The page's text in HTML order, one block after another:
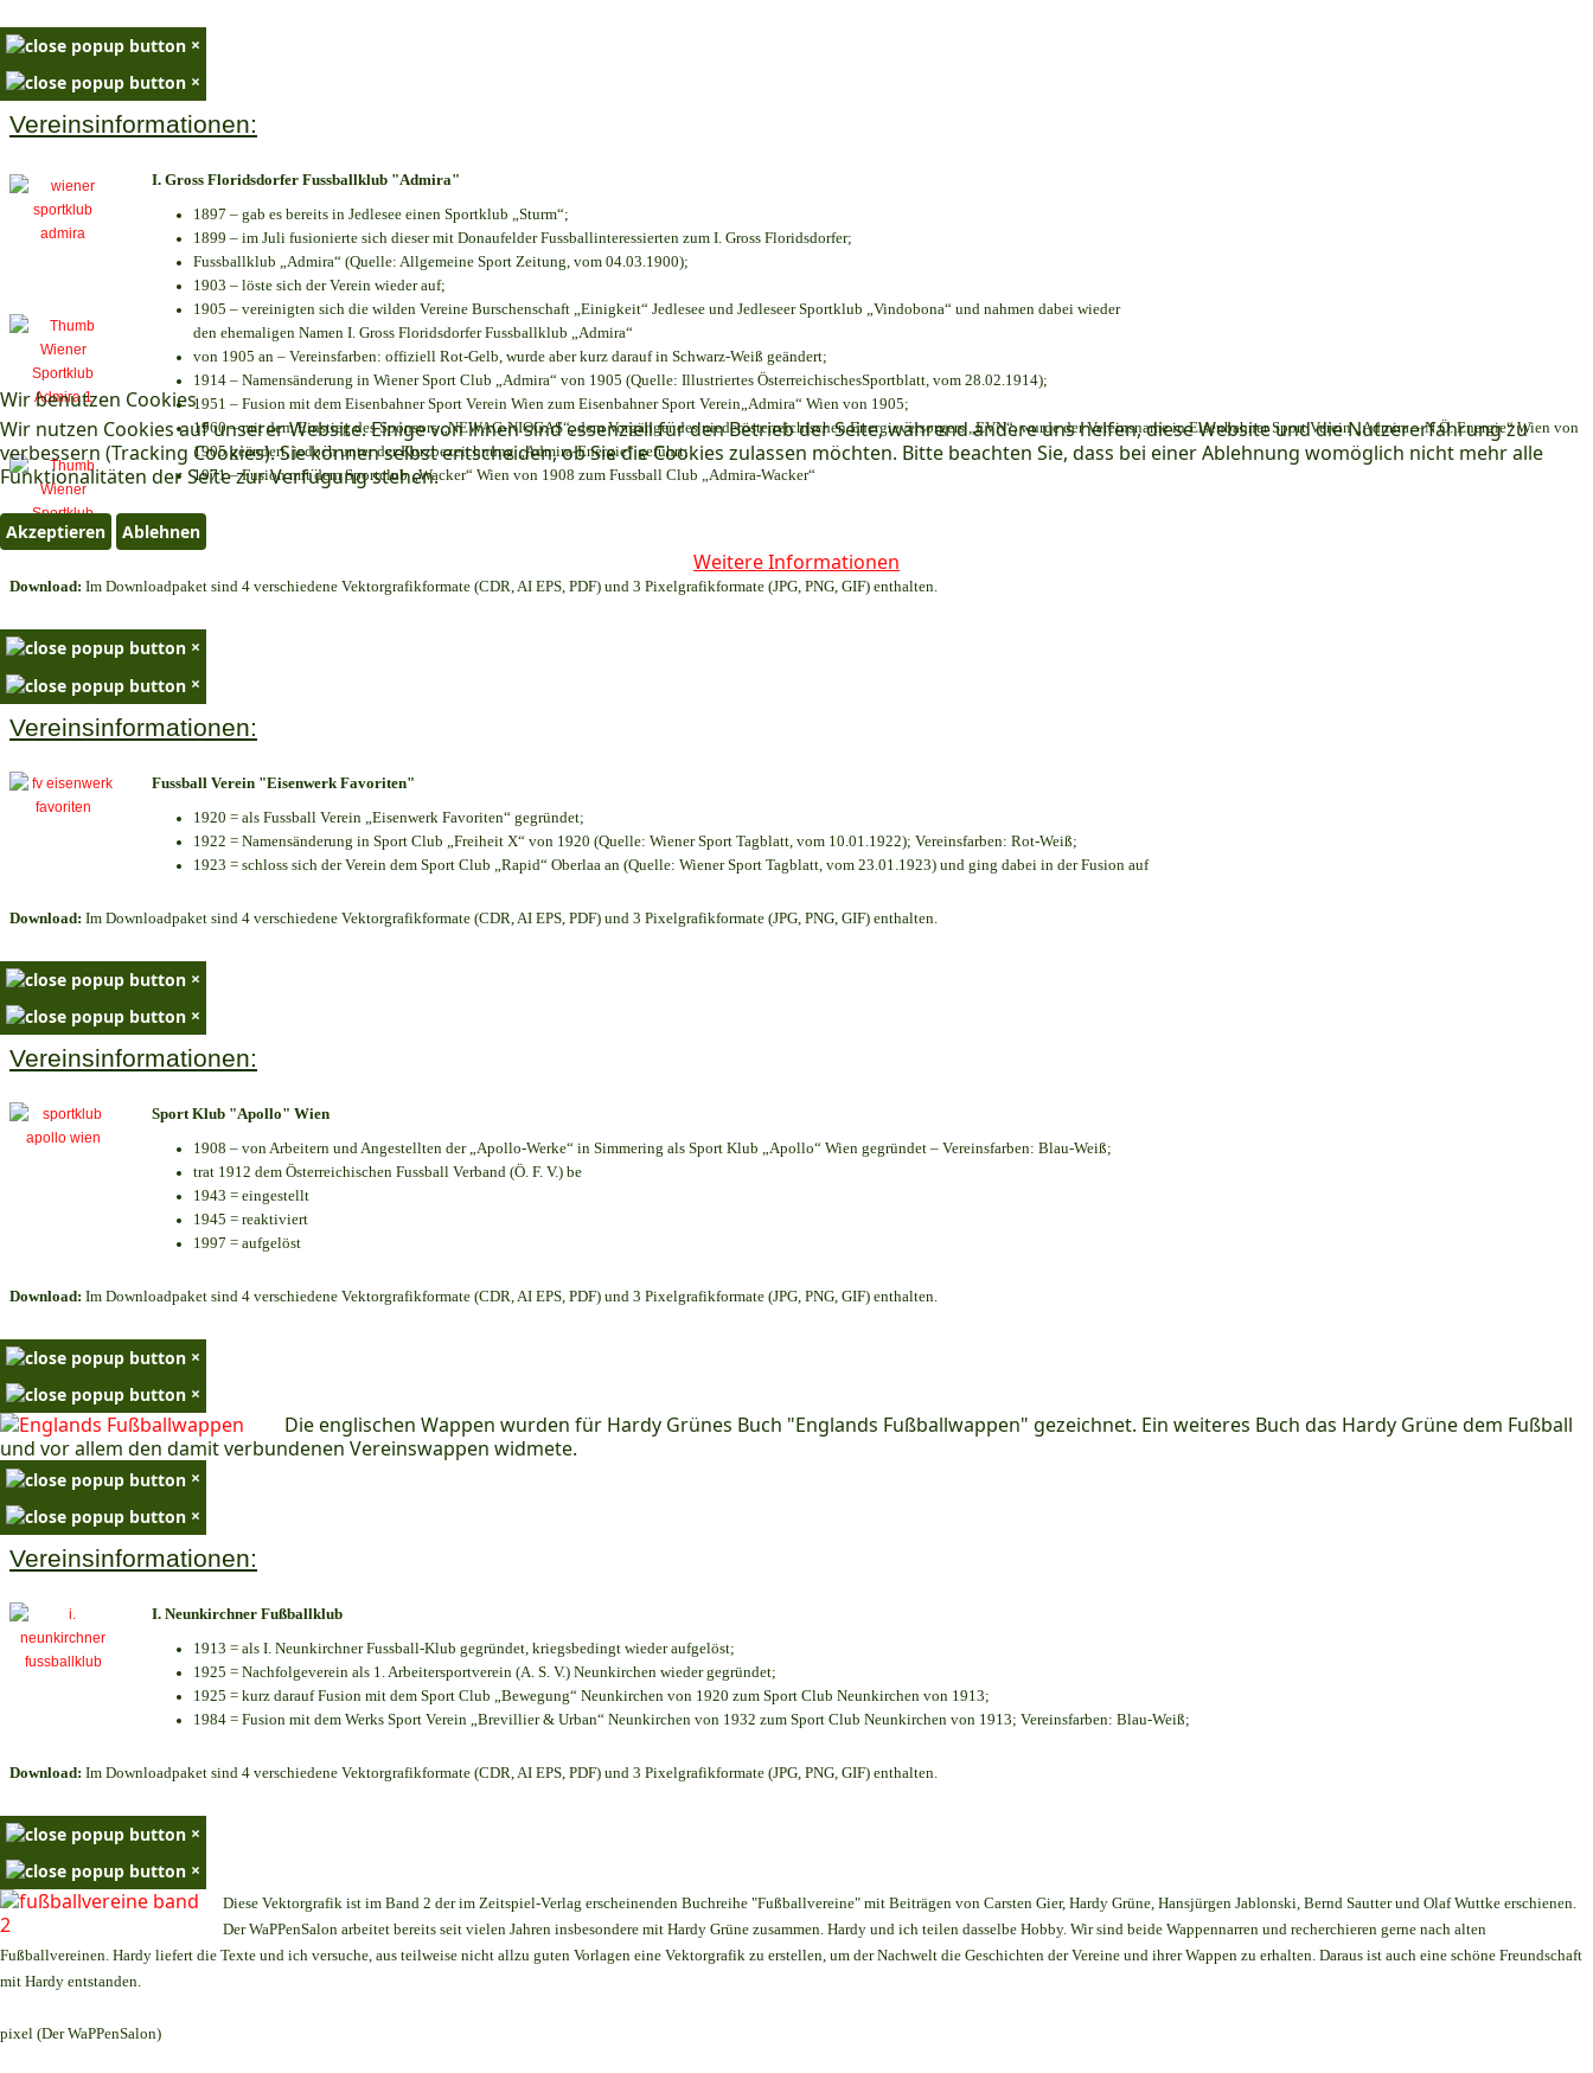
Wir benutzen Cookies
Wir nutzen Cookies auf unserer Website. Einige von ihnen sind essenziell für den Betrieb der Seite, während andere uns helfen, diese Website und die Nutzererfahrung zu
verbessern (Tracking Cookies). Sie können selbst entscheiden, ob Sie die Cookies zulassen möchten. Bitte beachten Sie, dass bei einer Ablehnung womöglich nicht mehr alle
Funktionalitäten der Seite zur Verfügung stehen.
Akzeptieren Ablehnen
Weitere Informationen
×
×
Vereinsinformationen:
I. Gross Floridsdorfer Fussballklub "Admira"
1897 – gab es bereits in Jedlesee einen Sportklub „Sturm“;
1899 – im Juli fusionierte sich dieser mit Donaufelder Fussballinteressierten zum I. Gross Floridsdorfer;
Fussballklub „Admira“ (Quelle: Allgemeine Sport Zeitung, vom 04.03.1900);
1903 – löste sich der Verein wieder auf;
1905 – vereinigten sich die wilden Vereine Burschenschaft „Einigkeit“ Jedlesee und Jedleseer Sportklub „Vindobona“ und nahmen dabei wieder
den ehemaligen Namen I. Gross Floridsdorfer Fussballklub „Admira“
von 1905 an – Vereinsfarben: offiziell Rot-Gelb, wurde aber kurz darauf in Schwarz-Weiß geändert;
1914 – Namensänderung in Wiener Sport Club „Admira“ von 1905 (Quelle: Illustriertes ÖsterreichischesSportblatt, vom 28.02.1914);
1951 – Fusion mit dem Eisenbahner Sport Verein Wien zum Eisenbahner Sport Verein„Admira“ Wien von 1905;
1960 – mit dem Einstieg des Sponsors „NEWAG-NIOGAS“, dem Vorgänger des niederösterreichischen Energieversorgers „EVN“, wurde der Vereinsname in Eisenbahner Sport Verein „Admira – N.Ö. Energie“ Wien von
1905 geändert, jedoch unter der Kurzbezeichnung „Admira-Energie“ geführt;
1971 – Fusion mit dem Sportclub „Wacker“ Wien von 1908 zum Fussball Club „Admira-Wacker“
Download: Im Downloadpaket sind 4 verschiedene Vektorgrafikformate (CDR, AI EPS, PDF) und 3 Pixelgrafikformate (JPG, PNG, GIF) enthalten.
×
×
Vereinsinformationen:
Fussball Verein "Eisenwerk Favoriten"
1920 = als Fussball Verein „Eisenwerk Favoriten“ gegründet;
1922 = Namensänderung in Sport Club „Freiheit X“ von 1920 (Quelle: Wiener Sport Tagblatt, vom 10.01.1922); Vereinsfarben: Rot-Weiß;
1923 = schloss sich der Verein dem Sport Club „Rapid“ Oberlaa an (Quelle: Wiener Sport Tagblatt, vom 23.01.1923) und ging dabei in der Fusion auf
Download: Im Downloadpaket sind 4 verschiedene Vektorgrafikformate (CDR, AI EPS, PDF) und 3 Pixelgrafikformate (JPG, PNG, GIF) enthalten.
×
×
Vereinsinformationen:
Sport Klub "Apollo" Wien
1908 – von Arbeitern und Angestellten der „Apollo-Werke“ in Simmering als Sport Klub „Apollo“ Wien gegründet – Vereinsfarben: Blau-Weiß;
trat 1912 dem Österreichischen Fussball Verband (Ö. F. V.) be
1943 = eingestellt
1945 = reaktiviert
1997 = aufgelöst
Download: Im Downloadpaket sind 4 verschiedene Vektorgrafikformate (CDR, AI EPS, PDF) und 3 Pixelgrafikformate (JPG, PNG, GIF) enthalten.
×
×
Die englischen Wappen wurden für Hardy Grünes Buch "Englands Fußballwappen" gezeichnet. Ein weiteres Buch das Hardy Grüne dem Fußball
und vor allem den damit verbundenen Vereinswappen widmete.
×
×
Vereinsinformationen:
I. Neunkirchner Fußballklub
1913 = als I. Neunkirchner Fussball-Klub gegründet, kriegsbedingt wieder aufgelöst;
1925 = Nachfolgeverein als 1. Arbeitersportverein (A. S. V.) Neunkirchen wieder gegründet;
1925 = kurz darauf Fusion mit dem Sport Club „Bewegung“ Neunkirchen von 1920 zum Sport Club Neunkirchen von 1913;
1984 = Fusion mit dem Werks Sport Verein „Brevillier & Urban“ Neunkirchen von 1932 zum Sport Club Neunkirchen von 1913; Vereinsfarben: Blau-Weiß;
Download: Im Downloadpaket sind 4 verschiedene Vektorgrafikformate (CDR, AI EPS, PDF) und 3 Pixelgrafikformate (JPG, PNG, GIF) enthalten.
×
×
Diese Vektorgrafik ist im Band 2 der im Zeitspiel-Verlag erscheinenden Buchreihe "Fußballvereine" mit Beiträgen von Carsten Gier, Hardy Grüne, Hansjürgen Jablonski, Bernd Sautter und Olaf Wuttke erschienen.
Der WaPPenSalon arbeitet bereits seit vielen Jahren insbesondere mit Hardy Grüne zusammen. Hardy und ich teilen dasselbe Hobby. Wir sind beide Wappennarren und recherchieren gerne nach alten
Fußballvereinen. Hardy liefert die Texte und ich versuche, aus teilweise nicht allzu guten Vorlagen eine Vektorgrafik zu erstellen, um der Nachwelt die Geschichten der Vereine und ihrer Wappen zu erhalten. Daraus ist auch eine schöne Freundschaft
mit Hardy entstanden.
pixel (Der WaPPenSalon)